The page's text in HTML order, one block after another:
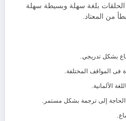
بلغة سهلة وبسيطة سهلة
من المعتاد.
بشكل تدريجي.
فى المواقف المختلفة.
الألمانية.
إلى ترجمة بشكل مستمر.